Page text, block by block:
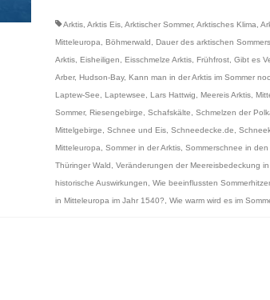
Arktis, Arktis Eis, Arktischer Sommer, Arktisches Klima
Mitteleuropa
Böhmerwald Dauer des arktischen Sommers
Arktis, Eisheiligen Eisschmelze Arktis, Frühfrost, Gibt es
Arber, Hudson-Bay, Kann man in der Arktis im Sommer
Laptew-See
Laptewsee Lars Hattwig Meereis Arktis,
Sommer, Riesengebirge Schafskälte Schmelzen der
Mittelgebirge
Schnee und Eis, Schneedecke.de
Mitteleuropa
Sommer in der Arktis, Sommerschnee in
Thüringer Wald
Veränderungen der Meereisbedeckung in
historische Auswirkungen
Wie beeinflussten
in Mitteleuropa im Jahr 1540?
Wie warm wird es im